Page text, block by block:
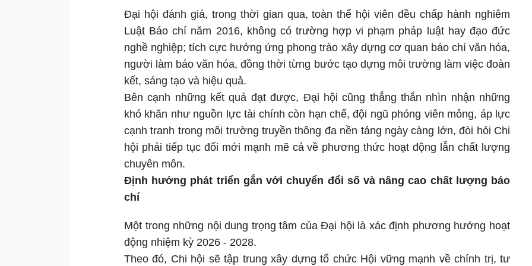
Đại hội đánh giá, trong thời gian qua, toàn thể hội viên đều chấp hành nghiêm
Luật Báo chí năm 2016, không có trường hợp vi phạm pháp luật hay đạo đức
nghề nghiệp; tích cực hưởng ứng phong trào xây dựng cơ quan báo chí văn hóa,
người làm báo văn hóa, đồng thời từng bước tạo dựng môi trường làm việc đoàn
kết, sáng tạo và hiệu quả.
Bên cạnh những kết quả đạt được, Đại hội cũng thẳng thắn nhìn nhận những
khó khăn như nguồn lực tài chính còn hạn chế, đội ngũ phóng viên mỏng, áp lực
cạnh tranh trong môi trường truyền thông đa nền tảng ngày càng lớn, đòi hỏi Chi
hội phải tiếp tục đổi mới mạnh mẽ cả về phương thức hoạt động lẫn chất lượng
chuyên môn.
Định hướng phát triển gắn với chuyển đổi số và nâng cao chất lượng báo
chí
Một trong những nội dung trọng tâm của Đại hội là xác định phương hướng hoạt
động nhiệm kỳ 2026 - 2028.
Theo đó, Chi hội sẽ tập trung xây dựng tổ chức Hội vững mạnh về chính trị, tư